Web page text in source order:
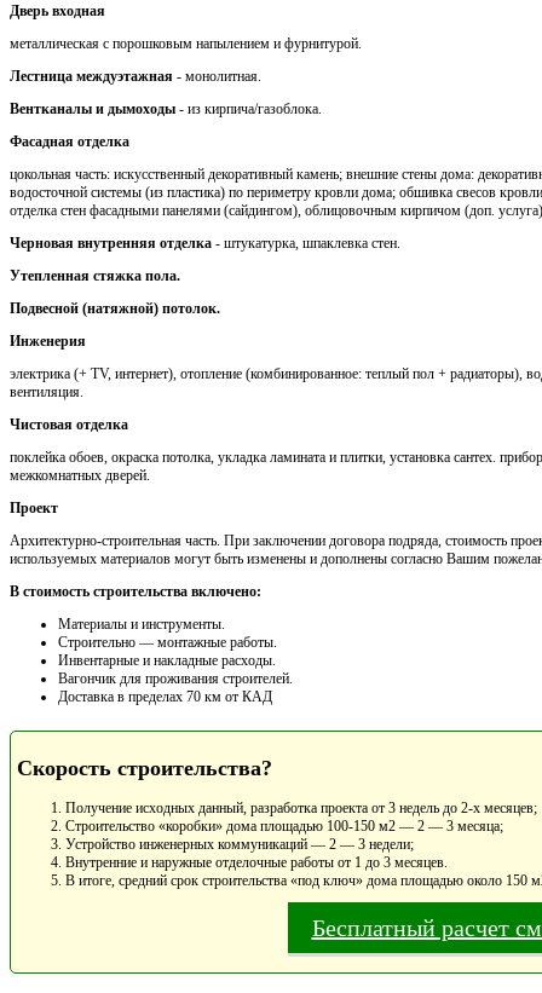
Дверь входная
металлическая с порошковым напылением и фурнитурой.
Лестница междуэтажная - монолитная.
Вентканалы и дымоходы - из кирпича/газоблока.
Фасадная отделка
цокольная часть: искусственный декоративный камень; внешние стены дома:
водосточной системы (из пластика) по периметру кровли дома; обшивка свесов
отделка стен фасадными панелями (сайдингом), облицовочным кирпичом (доп.
Черновая внутренняя отделка - штукатурка, шпаклевка стен.
Утепленная стяжка пола.
Подвесной (натяжной) потолок.
Инженерия
электрика (+ TV, интернет), отопление (комбинированное: теплый пол + радиаторы),
вентиляция.
Чистовая отделка
поклейка обоев, окраска потолка, укладка ламината и плитки, установка сантех.
межкомнатных дверей.
Проект
Архитектурно-строительная часть. При заключении договора подряда, стоимость
используемых материалов могут быть изменены и дополнены согласно Вашим
В стоимость строительства включено:
Материалы и инструменты.
Cтроительно — монтажные работы.
Инвентарные и накладные расходы.
Вагончик для проживания строителей.
Доставка в пределах 70 км от КАД
Скорость строительства?
Получение исходных данный, разработка проекта от 3 недель до 2-х месяцев;
Строительство «коробки» дома площадью 100-150 м2 — 2 — 3 месяца;
Устройство инженерных коммуникаций — 2 — 3 недели;
Внутренние и наружные отделочные работы от 1 до 3 месяцев.
В итоге, средний срок строительства «под ключ» дома площадью около 150
Бесплатный расчет